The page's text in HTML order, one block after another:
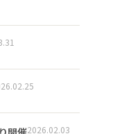
2026.02.03